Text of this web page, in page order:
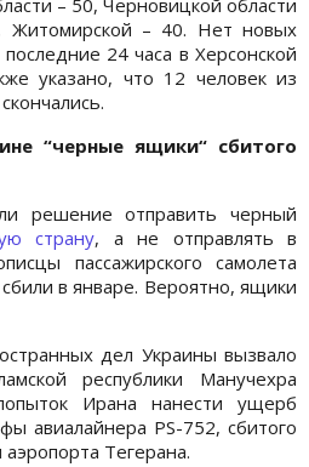
Житомирской – 40. Нет новых
24 часа в Херсонской
указано, что 12 человек из
“черные ящики“ сбитого
решение отправить черный
страну, а не отправлять в
пассажирского самолета
в январе. Вероятно, ящики
дел Украины вызвало
республики Манучехра
Ирана нанести ущерб
авиалайнера PS-752, сбитого
Тегерана.